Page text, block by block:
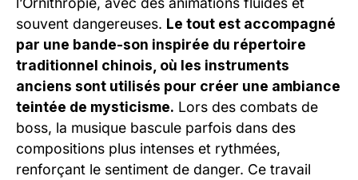
souvent dangereuses. Le tout est accompagné
par une bande-son inspirée du répertoire
traditionnel chinois, où les instruments
anciens sont utilisés pour créer une ambiance
teintée de mysticisme. Lors des combats de
boss, la musique bascule parfois dans des
compositions plus intenses et rythmées,
renforçant le sentiment de danger. Ce travail